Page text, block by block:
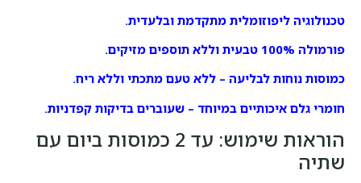
טכנולוגיה ליפוזומלית מתקדמת ובלעדית.
פורמולה 100% טבעית וללא תוספים מזיקים.
כמוסות נוחות לבליעה – ללא טעם מתכתי וללא ריח.
חומרי גלם איכותיים במיוחד – שעוברים בדיקות קפדניות.
הוראות שימוש:
עד 2 כמוסות ביום עם
שתיה